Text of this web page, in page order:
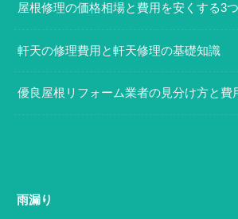
屋根修理の価格相場と費用を安くする3
軒天の修理費用と軒天修理の基礎知識
優良屋根リフォーム業者の見分け方と費
雨漏り